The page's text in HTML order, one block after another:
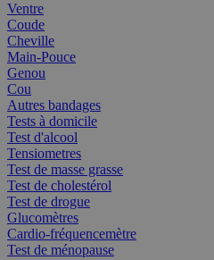
Ventre
Coude
Cheville
Main-Pouce
Genou
Cou
Autres bandages
Tests à domicile
Test d'alcool
Tensiometres
Test de masse grasse
Test de cholestérol
Test de drogue
Glucomètres
Cardio-fréquencemètre
Test de ménopause